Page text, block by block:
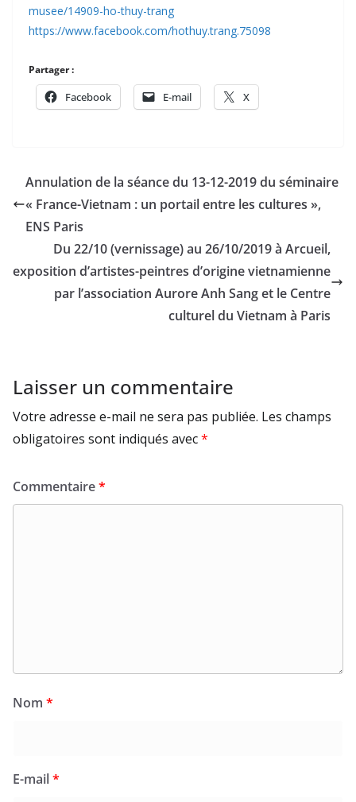
musee/14909-ho-thuy-trang
https://www.facebook.com/hothuy.trang.75098
Partager :
Facebook E-mail X
Annulation de la séance du 13-12-2019 du séminaire
« France-Vietnam : un portail entre les cultures »,
ENS Paris
Du 22/10 (vernissage) au 26/10/2019 à Arcueil,
exposition d’artistes-peintres d’origine vietnamienne
par l’association Aurore Anh Sang et le Centre
culturel du Vietnam à Paris
Laisser un commentaire
Votre adresse e-mail ne sera pas publiée. Les champs
obligatoires sont indiqués avec*
Commentaire*
Nom *
E-mail*